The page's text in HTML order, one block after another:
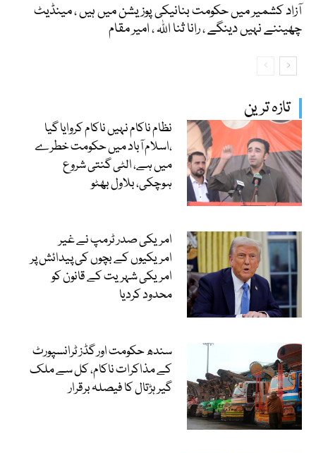
تازہ ترین
نظام ناکام نہیں ناکام کروایا گیا
،اسلام آباد میں حکومت خطرے
میں ہے، الٹی گنتی شروع
ہوچکی، بلاول بھٹو
امریکی صدر ٹرمپ نے غیر
امریکیوں کے بچوں کی پیدائش پر
امریکی شہریت کے قانون کو
محدود کردیا
سندھ حکومت اور گڈز ٹرانسپورٹ
کے مذاکرات ناکام، کل سے ملک
گیر ہڑتال کا فیصلہ برقرار
آزاد کشمیر میں حکومت بنانیکی پوزیشن میں ہیں ، مینڈیٹ
چھیننے نہیں دینگے ، رانا ثنا اللہ ، امیر مقام